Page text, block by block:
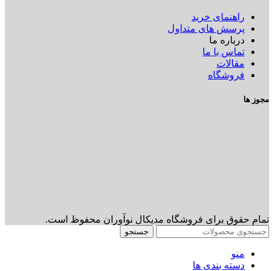
راهنمای خرید
پرسش های متداول
درباره ما
تماس با ما
مقالات
فروشگاه
مجوز ها
تمام حقوق برای فروشگاه مدیکال نوآوران محفوظ است.
جستجو
منو
دسته بندی ها